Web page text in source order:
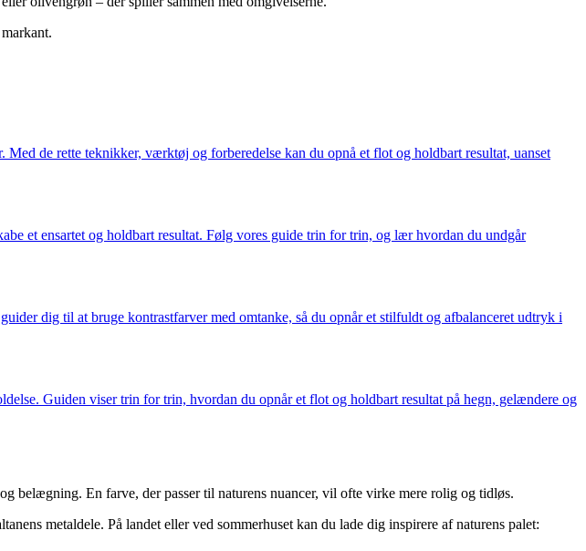
de rette teknikker, værktøj og forberedelse kan du opnå et flot og holdbart resultat, uanset
et ensartet og holdbart resultat. Følg vores guide trin for trin, og lær hvordan du undgår
dig til at bruge kontrastfarver med omtanke, så du opnår et stilfuldt og afbalanceret udtryk i
Guiden viser trin for trin, hvordan du opnår et flot og holdbart resultat på hegn, gelændere og
belægning. En farve, der passer til naturens nuancer, vil ofte virke mere rolig og tidløs.
metaldele. På landet eller ved sommerhuset kan du lade dig inspirere af naturens palet: